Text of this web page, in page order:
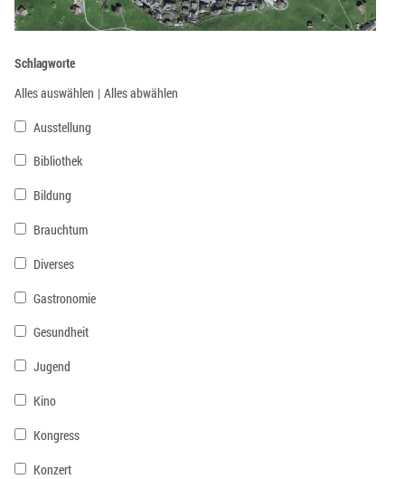
Schlagworte
Alles auswählen | Alles abwählen
Ausstellung
Bibliothek
Bildung
Brauchtum
Diverses
Gastronomie
Gesundheit
Jugend
Kino
Kongress
Konzert